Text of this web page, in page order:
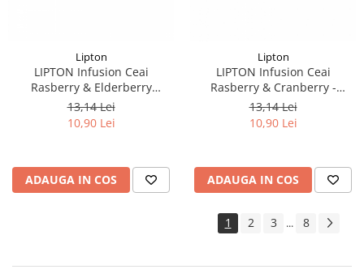
Lipton
LIPTON Infusion Ceai
Rasberry & Elderberry
Zmeura si Soc 20buc
13,14 Lei
10,90 Lei
ADAUGA IN COS
Lipton
LIPTON Infusion Ceai
Rasberry & Cranberry -
Zmeura si Merisoare 20buc
13,14 Lei
10,90 Lei
ADAUGA IN COS
1 2 3 ... 8